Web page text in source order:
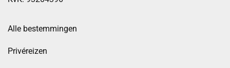
Alle bestemmingen
Privéreizen